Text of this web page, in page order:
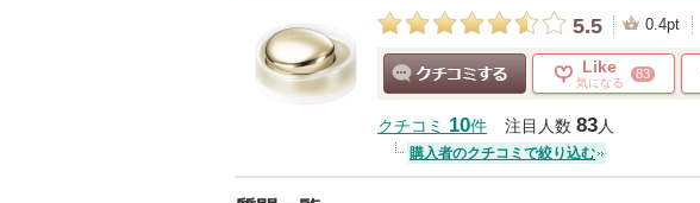
5.5 0.4pt
Like
気になる
83
クチコミ 10件 注目人数 83人
購入者のクチコミで絞り込む